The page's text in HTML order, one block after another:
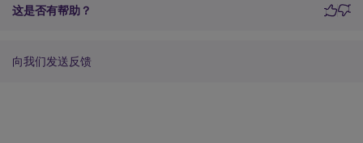
这是否有帮助？
向我们发送反馈